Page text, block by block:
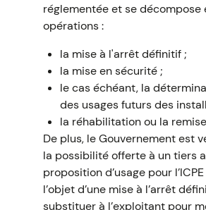
réglementée et se décompose
opérations :
la mise à l'arrêt définitif ;
la mise en sécurité ;
le cas échéant, la
des usages futurs des
la réhabilitation ou la
De plus, le Gouvernement est
la possibilité offerte à un tiers
proposition d’usage pour
l’objet d’une mise à l’arrêt
substituer à l’exploitant pour